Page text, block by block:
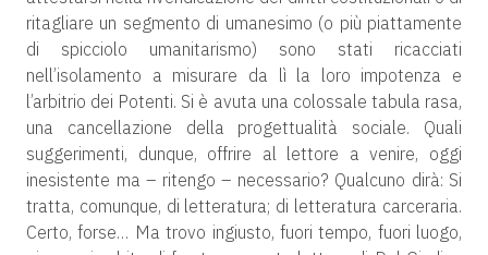
ritagliare un segmento di umanesimo (o più piattamente
di spicciolo umanitarismo) sono stati ricacciati
nell’isolamento a misurare da lì la loro impotenza e
l’arbitrio dei Potenti. Si è avuta una colossale tabula rasa,
una cancellazione della progettualità sociale. Quali
suggerimenti, dunque, offrire al lettore a venire, oggi
inesistente ma – ritengo – necessario? Qualcuno dirà: Si
tratta, comunque, di letteratura; di letteratura carceraria.
Certo, forse… Ma trovo ingiusto, fuori tempo, fuori luogo,